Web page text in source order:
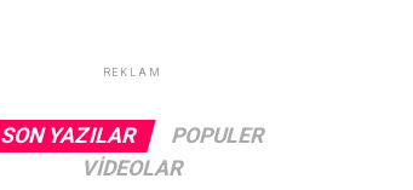
REKLAM
SON YAZILAR
POPULER
VIDEOLAR